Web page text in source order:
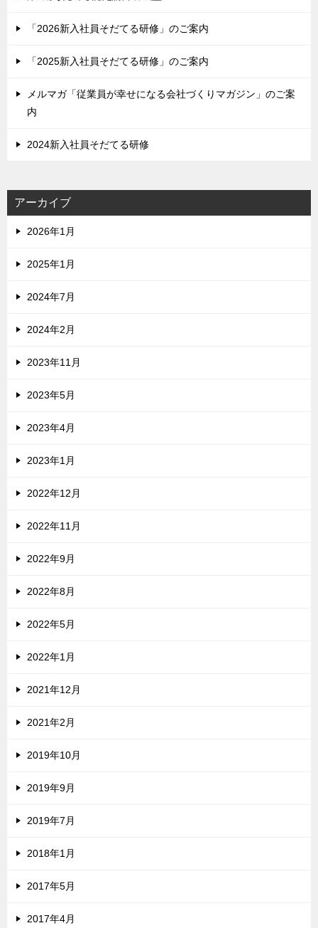
「2026新入社員そだてる研修」のご案内
「2025新入社員そだてる研修」のご案内
メルマガ「従業員が幸せになる会社づくりマガジン」のご案
内
2024新入社員そだてる研修
アーカイブ
2026年1月
2025年1月
2024年7月
2024年2月
2023年11月
2023年5月
2023年4月
2023年1月
2022年12月
2022年11月
2022年9月
2022年8月
2022年5月
2022年1月
2021年12月
2021年2月
2019年10月
2019年9月
2019年7月
2018年1月
2017年5月
2017年4月